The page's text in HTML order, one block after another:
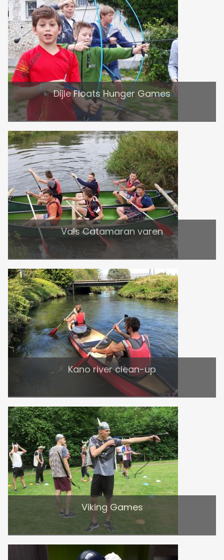
Dijle Floats Hunger Games
Vals Catamaran varen
Kano river clean-up
Viking Games